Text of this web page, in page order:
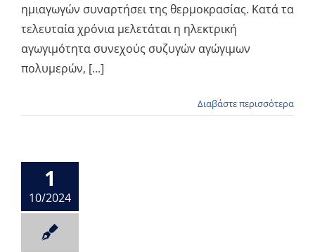
ημιαγωγών συναρτήσει της θερμοκρασίας. Κατά τα
τελευταία χρόνια μελετάται η ηλεκτρική
αγωγιμότητα συνεχούς συζυγών αγώγιμων
πολυμερών, [...]
Διαβάστε περισσότερα
1
10/2024